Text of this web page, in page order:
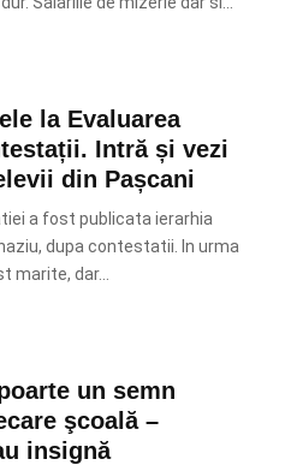
la Evaluarea
Intră și vezi
din Pașcani
a fost publicata ierarhia
dupa contestatii. In urma
marite, dar...
un semn
şcoală –
insignă